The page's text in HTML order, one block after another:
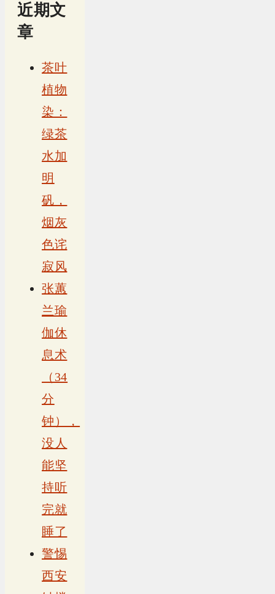
近期文
章
茶叶
植物
染：
绿茶
水加
明
矾，
烟灰
色诧
寂风
张蕙
兰瑜
伽休
息术
（34
分
钟），
没人
能坚
持听
完就
睡了
警惕
西安